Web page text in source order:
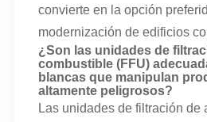
convierte en la opción
modernización de edificios
¿Son las unidades de
combustible (FFU)
blancas que manipulan
altamente peligrosos?
Las unidades de filtración de